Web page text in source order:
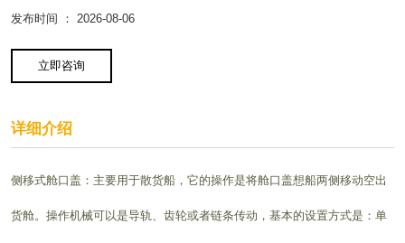
发布时间 ： 2026-08-06
立即咨询
详细介绍
侧移式舱口盖：主要用于散货船，它的操作是将舱口盖想船两侧移动空出
货舱。操作机械可以是导轨、齿轮或者链条传动，基本的设置方式是：单